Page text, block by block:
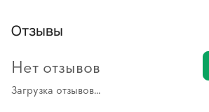
Отзывы
Загрузка отзывов...
Нет отзывов